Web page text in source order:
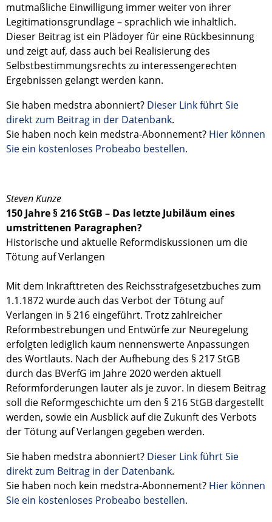
mutmaßliche Einwilligung immer weiter von ihrer
Legitimationsgrundlage – sprachlich wie inhaltlich.
Dieser Beitrag ist ein Plädoyer für eine Rückbesinnung
und zeigt auf, dass auch bei Realisierung des
Selbstbestimmungsrechts zu interessengerechten
Ergebnissen gelangt werden kann.
Sie haben medstra abonniert? Dieser Link führt Sie
direkt zum Beitrag in der Datenbank.
Sie haben noch kein medstra-Abonnement? Hier können
Sie ein kostenloses Probeabo bestellen.
Steven Kunze
150 Jahre § 216 StGB – Das letzte Jubiläum eines
umstrittenen Paragraphen?
Historische und aktuelle Reformdiskussionen um die
Tötung auf Verlangen
Mit dem Inkrafttreten des Reichsstrafgesetzbuches zum
1.1.1872 wurde auch das Verbot der Tötung auf
Verlangen in § 216 eingeführt. Trotz zahlreicher
Reformbestrebungen und Entwürfe zur Neuregelung
erfolgten lediglich kaum nennenswerte Anpassungen
des Wortlauts. Nach der Aufhebung des § 217 StGB
durch das BVerfG im Jahre 2020 werden aktuell
Reformforderungen lauter als je zuvor. In diesem Beitrag
soll die Reformgeschichte um den § 216 StGB dargestellt
werden, sowie ein Ausblick auf die Zukunft des Verbots
der Tötung auf Verlangen gegeben werden.
Sie haben medstra abonniert? Dieser Link führt Sie
direkt zum Beitrag in der Datenbank.
Sie haben noch kein medstra-Abonnement? Hier können
Sie ein kostenloses Probeabo bestellen.